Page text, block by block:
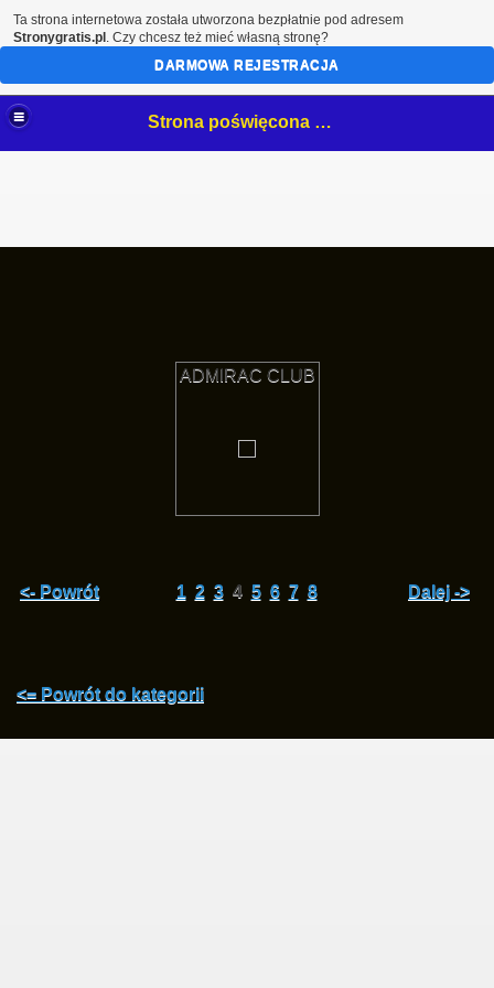
Strona poświęcona mojemu hobby- białostockim NeOnOm.
ADMIRAC CLUB
<- Powrót 1 2 3 4 5 6 7 8 Dalej ->
<= Powrót do kategorii
Ta strona internetowa została utworzona bezpłatnie pod adresem
Stronygratis.pl . Czy chcesz też mieć własną stronę?
DARMOWA REJESTRACJA